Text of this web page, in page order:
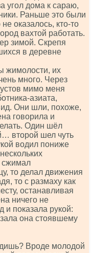
угол дома к сараю,
Раньше это были
оказалось, кто-то
вахтой работать.
зимой. Скрепя
в деревне
жимолости, их
много. Через
мимо меня
азиата,
Они шли, похоже,
говорила и
Один шёл
второй шел чуть
водил пониже
сжимал
то делал движения
то с размаху как
останавливая
ничего не
и показала рукой:
она стоявшему
Вроде молодой